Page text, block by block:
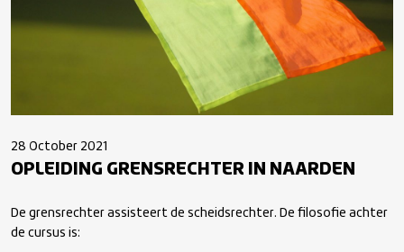
28 October 2021
OPLEIDING GRENSRECHTER IN NAARDEN
De grensrechter assisteert de scheidsrechter. De filosofie achter
de cursus is: